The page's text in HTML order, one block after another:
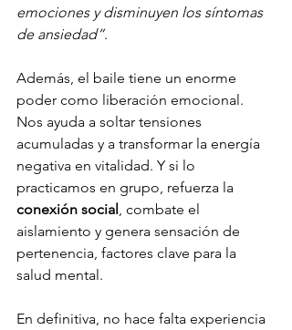
emociones y disminuyen los síntomas
de ansiedad”.
Además, el baile tiene un enorme
poder como liberación emocional.
Nos ayuda a soltar tensiones
acumuladas y a transformar la energía
negativa en vitalidad. Y si lo
practicamos en grupo, refuerza la
conexión social , combate el
aislamiento y genera sensación de
pertenencia, factores clave para la
salud mental.
En definitiva, no hace falta experiencia